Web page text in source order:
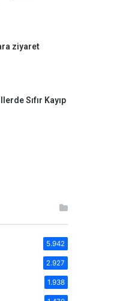
ziyaret
Sıfır Kayıp
5.942
2.927
1.938